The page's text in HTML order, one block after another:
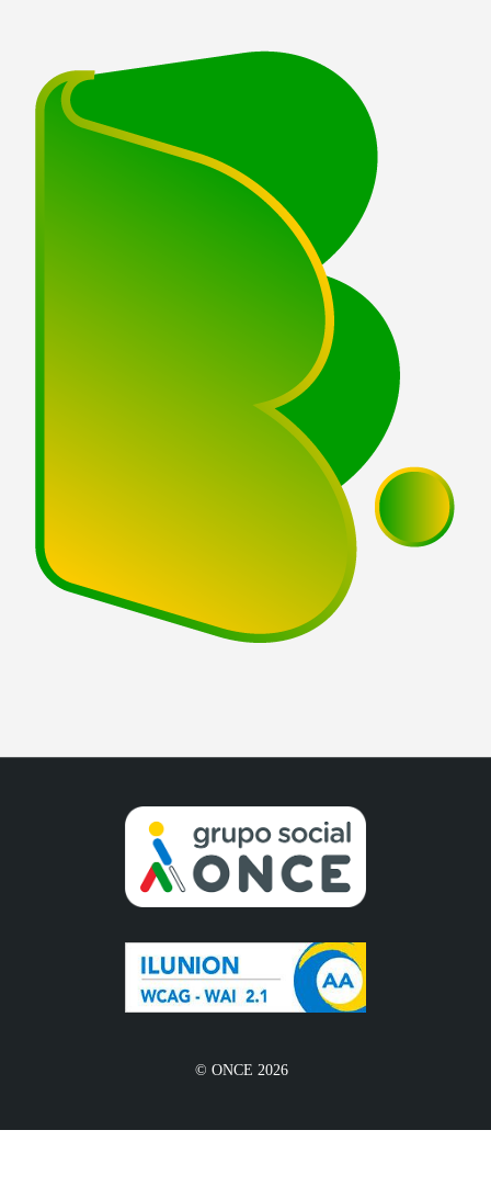
© ONCE 2026